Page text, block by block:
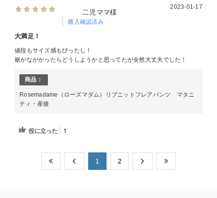
二児ママ様
購入確認済み
2023-01-17
大満足！
値段もサイズ感もぴったし！
裾がながかったらどうしようかと思ってたが全然大丈夫でした！
商品：
Rosemadame（ローズマダム）リブニットフレアパンツ マタニ
ティ・産後
役に立った 1
​1 ​2